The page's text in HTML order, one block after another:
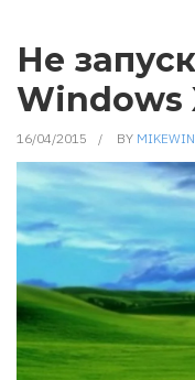
XP
Не
Windows
16/04/2015 BY